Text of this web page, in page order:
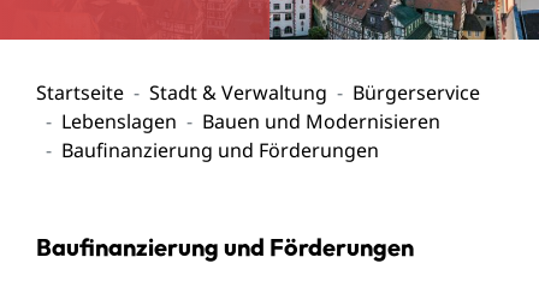
Startseite Stadt & Verwaltung
Bürgerservice
Lebenslagen
Bauen und Modernisieren
Baufinanzierung und Förderungen
Baufinanzierung und Förderungen